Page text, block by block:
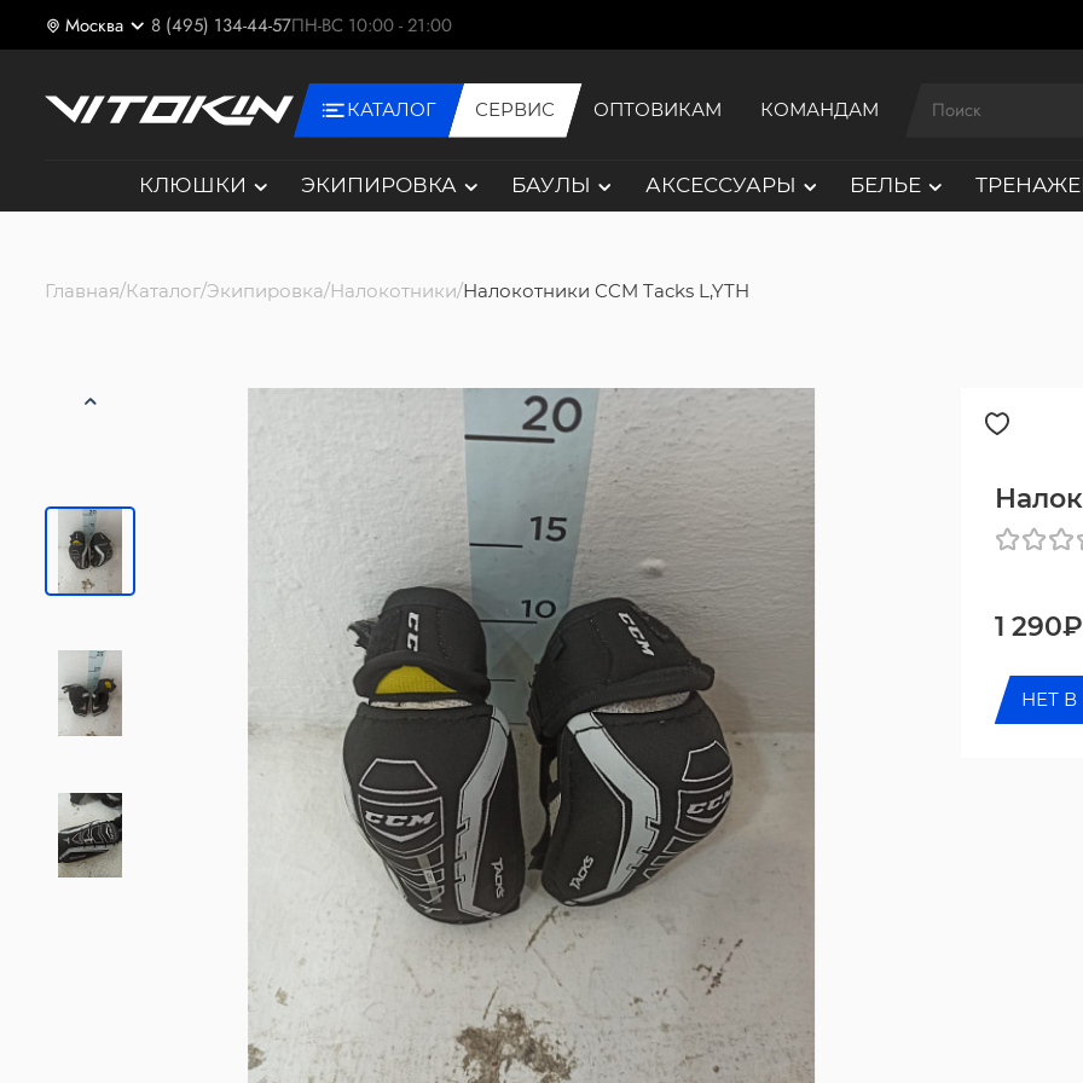
Москва 8 (495) 134-44-57ПН-ВС 10:00 - 21:00
КАТАЛОГ СЕРВИС ОПТОВИКАМ КОМАНДАМ
КЛЮШКИ ЭКИПИРОВКА БАУЛЫ АКСЕССУАРЫ БЕЛЬЕ
Главная Каталог Экипировка Налокотники Налокотники CCM Tacks L,YTH
1 290₽
НЕТ